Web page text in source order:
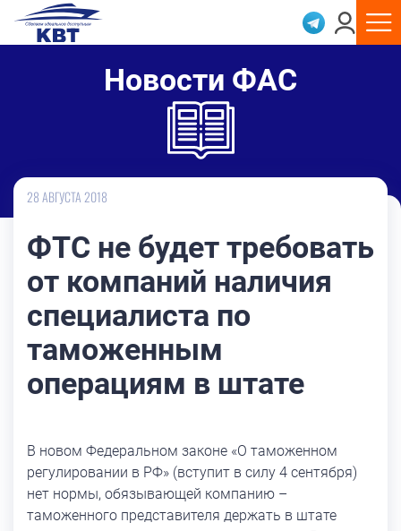
Новости ФАС
28 АВГУСТА 2018
ФТС не будет требовать
от компаний наличия
специалиста по
таможенным
операциям в штате
В новом Федеральном законе «О таможенном
регулировании в РФ» (вступит в силу 4 сентября)
нет нормы, обязывающей компанию –
таможенного представителя держать в штате